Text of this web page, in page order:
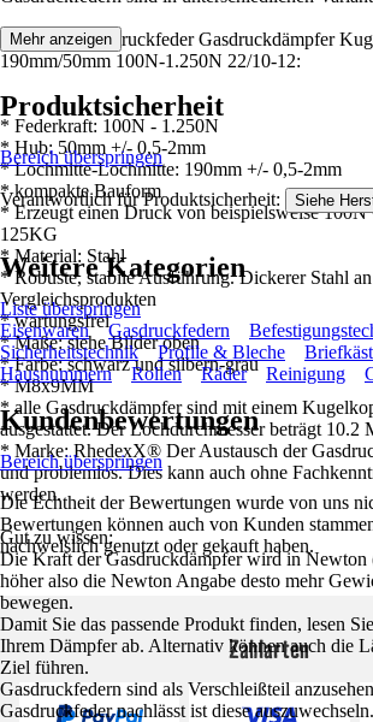
Merkmale Gasdruckfeder Gasdruckdämpfer
190mm/50mm 100N-1.250N 22/10-12:
* Federkraft: 100N - 1.250N
* Hub: 50mm +/- 0,5-2mm
* Lochmitte-Lochmitte: 190mm +/- 0,5-2mm
* kompakte Bauform
* Erzeugt einen Druck von beispielsweise
125KG
* Material: Stahl
* Robuste, stabile Ausführung. Dickerer Stahl
Vergleichsprodukten
* wartungsfrei
* Maße: siehe Bilder oben
* Farbe: schwarz und silbern-grau
* M8x9MM
* alle Gasdruckdämpfer sind mit einem
ausgestattet. Der Lochdurchmesser beträgt 10.2
* Marke: RhedexX® Der Austausch der
und problemlos. Dies kann auch ohne
werden.
Gut zu wissen:
Die Kraft der Gasdruckdämpfer wird in Newton
höher also die Newton Angabe desto mehr
bewegen.
Damit Sie das passende Produkt finden, lesen
Ihrem Dämpfer ab. Alternativ können auch die
Ziel führen.
Gasdruckfedern sind als Verschleißteil
Gasdruckfeder nachlässt ist diese auszuwechseln.
Mehr anzeigen
Produktsicherheit
Bereich überspringen
Verantwortlich für Produktsicherheit: Siehe
Weitere Kategorien
Liste überspringen
Eisenwaren
Gasdruckfedern
Sicherheitstechnik
Profile & Bleche
Hausnummern
Rollen Räder Reinigung
Kundenbewertungen
Bereich überspringen
Die Echtheit der Bewertungen wurde von uns
Bewertungen können auch von Kunden
nachweislich genutzt oder gekauft haben.
Zahlarten